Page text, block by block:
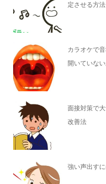
定させる方法
カラオケで
開いていな
面接対策で
改善法
強い声出す